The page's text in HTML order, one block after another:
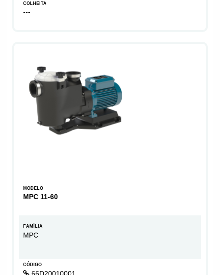
COLHEITA
---
MODELO
MPC 11-60
FAMÍLIA
MPC
CÓDIGO